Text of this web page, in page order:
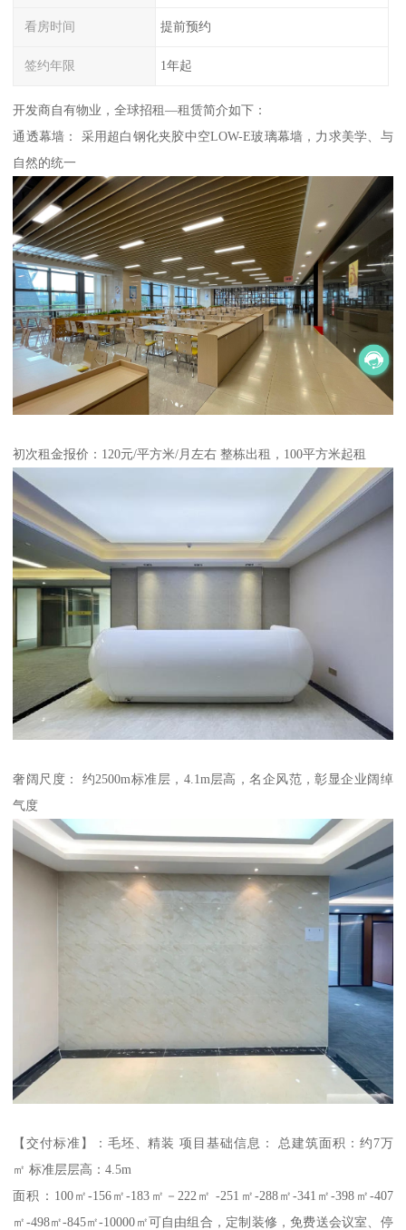
看房时间 提前预约
签约年限 1年起
开发商自有物业，全球招租—租赁简介如下：
通透幕墙： 采用超白钢化夹胶中空LOW-E玻璃幕墙，力求美学、与
自然的统一
初次租金报价：120元/平方米/月左右 整栋出租，100平方米起租
奢阔尺度： 约2500m标准层，4.1m层高，名企风范，彰显企业阔绰
气度
【交付标准】：毛坯、精装 项目基础信息： 总建筑面积：约7万
㎡ 标准层层高：4.5m
面积：100㎡-156㎡-183㎡－222㎡ -251㎡-288㎡-341㎡-398㎡-407
㎡-498㎡-845㎡-10000㎡可自由组合，定制装修，免费送会议室、停